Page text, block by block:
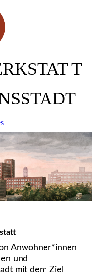
T
Anwohner*innen
und
mit dem Ziel